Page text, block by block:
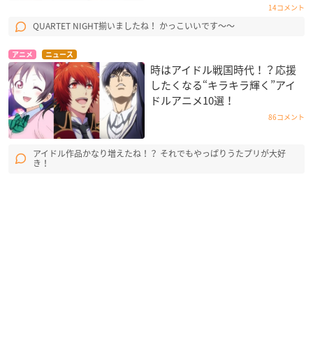
14コメント
QUARTET NIGHT揃いましたね！ かっこいいです〜〜
アニメ ニュース
時はアイドル戦国時代！？応援
したくなる“キラキラ輝く”アイ
ドルアニメ10選！
86コメント
アイドル作品かなり増えたね！？ それでもやっぱりうたプリが大好
き！